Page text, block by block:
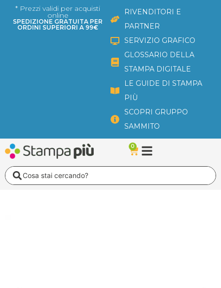
* Prezzi validi per acquisti
online
SPEDIZIONE GRATUITA PER
ORDINI SUPERIORI A 99€
RIVENDITORI E
PARTNER
SERVIZIO GRAFICO
GLOSSARIO DELLA
STAMPA DIGITALE
LE GUIDE DI STAMPA
PIÙ
SCOPRI GRUPPO
SAMMITO
0
Carrello
Search